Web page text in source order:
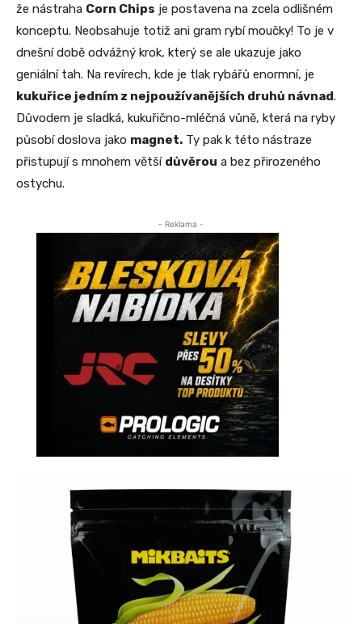
že nástraha Corn Chips je postavena na zcela odlišném
konceptu. Neobsahuje totiž ani gram rybí moučky! To je v
dnešní době odvážný krok, který se ale ukazuje jako
geniální tah. Na revírech, kde je tlak rybářů enormní, je
kukuřice jedním z nejpoužívanějších druhů návnad.
Důvodem je sladká, kukuřično-mléčná vůně, která na ryby
působí doslova jako magnet. Ty pak k této nástraze
přistupují s mnohem větší důvěrou a bez přirozeného
ostychu.
- Reklama -